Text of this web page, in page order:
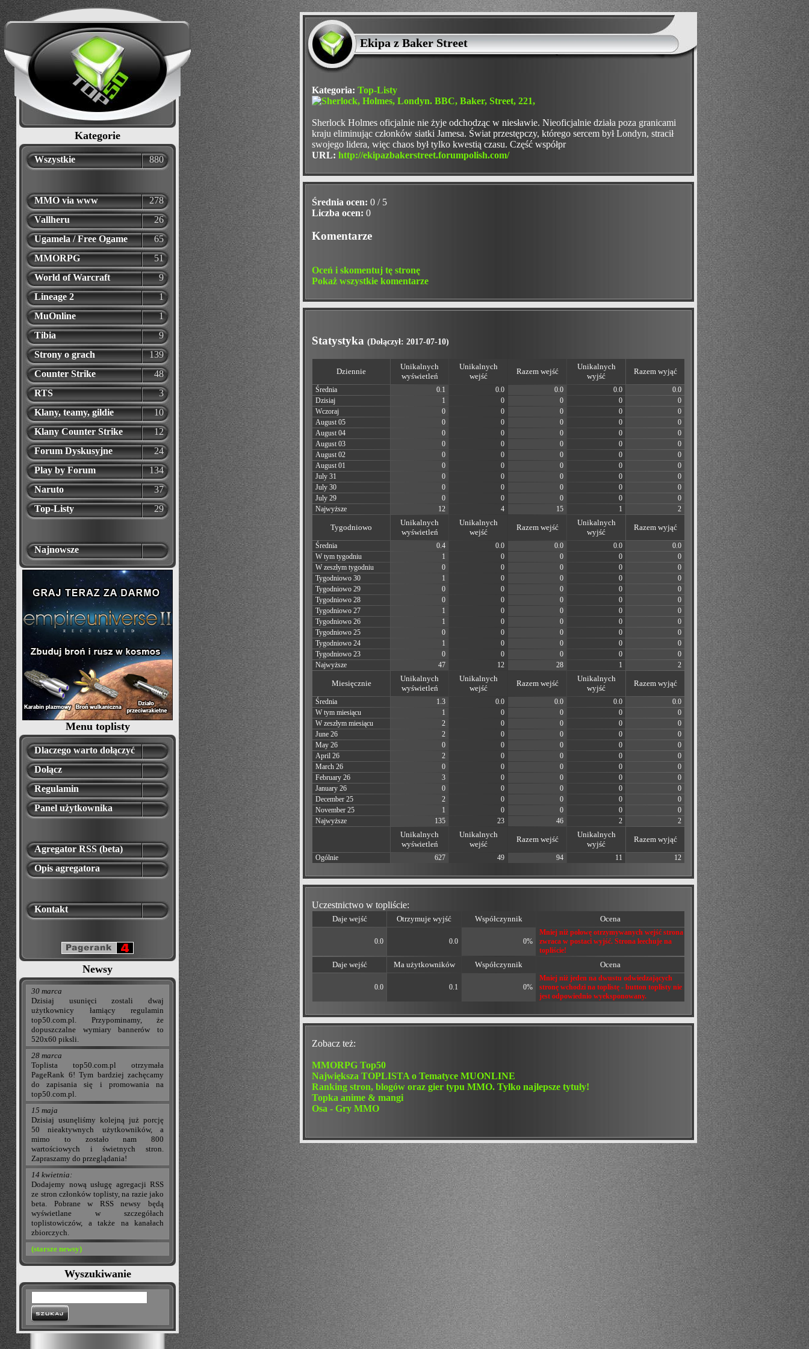
Kategorie
Wszystkie 880
MMO via www
278
Vallheru
26
Ugamela / Free Ogame
65
MMORPG
51
World of Warcraft
9
Lineage 2
1
MuOnline
1
Tibia
9
Strony o grach
139
Counter Strike
48
RTS
3
Klany, teamy, gildie
10
Klany Counter Strike
12
Forum Dyskusyjne
24
Play by Forum
134
Naruto
37
Top-Listy
29
Najnowsze
Menu toplisty
Dlaczego warto dołączyć
Dołącz
Regulamin
Panel użytkownika
Agregator RSS (beta)
Opis agregatora
Kontakt
Newsy
30 marca
Dzisiaj usunięci zostali dwaj
użytkownicy łamiący regulamin
top50.com.pl. Przypominamy, że
dopuszczalne wymiary bannerów to
520x60 piksli.
28 marca
Toplista top50.com.pl otrzymała
PageRank 6! Tym bardziej zachęcamy
do zapisania się i promowania na
top50.com.pl.
15 maja
Dzisiaj usunęliśmy kolejną już porcję
50 nieaktywnych użytkowników, a
mimo to zostało nam 800
wartościowych i świetnych stron.
Zapraszamy do przeglądania!
14 kwietnia:
Dodajemy nową usługę agregacji RSS
ze stron członków toplisty, na razie jako
beta. Pobrane w RSS newsy będą
wyświetlane w szczegółach
toplistowiczów, a także na kanałach
zbiorczych.
(starsze newsy)
Wyszukiwanie
Ekipa z Baker Street
Kategoria: Top-Listy
Sherlock Holmes oficjalnie nie żyje odchodząc w niesławie. Nieoficjalnie działa poza granicami
kraju eliminując członków siatki Jamesa. Świat przestępczy, którego sercem był Londyn, stracił
swojego lidera, więc chaos był tylko kwestią czasu. Część współpr
URL: http://ekipazbakerstreet.forumpolish.com/
Średnia ocen: 0 / 5
Liczba ocen: 0
Komentarze
Oceń i skomentuj tę stronę
Pokaż wszystkie komentarze
Statystyka (Dołączył: 2017-07-10)
Dziennie
Unikalnych
wyświetleń
Unikalnych
wejść
Razem wejść
Unikalnych
wyjść
Razem wyjąć
Średnia 0.1 0.0 0.0 0.0
0.0
Dzisiaj
1 0 0 0
0
Wczoraj
0 0 0 0
0
August 05
0 0 0 0
0
August 04
0 0 0 0
0
August 03
0 0 0 0
0
August 02
0 0 0 0
0
August 01
0 0 0 0
0
July 31
0 0 0 0
0
July 30
0 0 0 0
0
July 29
0 0 0 0
0
Najwyższe
12 4 15 1 2
Tygodniowo
Unikalnych
wyświetleń
Unikalnych
wejść
Razem wejść
Unikalnych
wyjść
Razem wyjąć
Średnia 0.4 0.0 0.0 0.0
0.0
W tym tygodniu
1 0 0 0
0
W zeszłym tygodniu
0 0 0 0
0
Tygodniowo 30
1 0 0 0
0
Tygodniowo 29
0 0 0 0
0
Tygodniowo 28
0 0 0 0
0
Tygodniowo 27
1 0 0 0
0
Tygodniowo 26
1 0 0 0
0
Tygodniowo 25
0 0 0 0
0
Tygodniowo 24
1 0 0 0
0
Tygodniowo 23
0 0 0 0
0
Najwyższe
47 12 28 1 2
Miesięcznie
Unikalnych
wyświetleń
Unikalnych
wejść
Razem wejść
Unikalnych
wyjść
Razem wyjąć
Średnia 1.3 0.0 0.0 0.0
0.0
W tym miesiącu
1 0 0 0
0
W zeszłym miesiącu
2 0 0 0
0
June 26
2 0 0 0
0
May 26
0 0 0 0
0
April 26
2 0 0 0
0
March 26
0 0 0 0
0
February 26
3 0 0 0
0
January 26
0 0 0 0
0
December 25
2 0 0 0
0
November 25
1 0 0 0
0
Najwyższe
135 23 46 2 2
Unikalnych
wyświetleń
Unikalnych
wejść
Razem wejść
Unikalnych
wyjść
Razem wyjąć
Ogólnie 627 49 94 11 12
Uczestnictwo w topliście:
Daje wejść Otrzymuje wyjść Współczynnik Ocena
0.0 0.0 0%
Mniej niż połowę otrzymywanych wejść strona
zwraca w postaci wyjść. Strona leechuje na
topliście!
Daje wejść Ma użytkowników Współczynnik Ocena
0.0 0.1 0%
Mniej niż jeden na dwustu odwiedzających
stronę wchodzi na toplistę - button toplisty nie
jest odpowiednio wyeksponowany.
Zobacz też:
MMORPG Top50
Największa TOPLISTA o Tematyce MUONLINE
Ranking stron, blogów oraz gier typu MMO. Tylko najlepsze tytuły!
Topka anime & mangi
Osa - Gry MMO